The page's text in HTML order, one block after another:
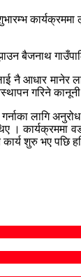
बैजनाथ
नै आधार मानेर
गरिने
गर्नाका लागि
कार्यक्रममा
शुरु भए पछि